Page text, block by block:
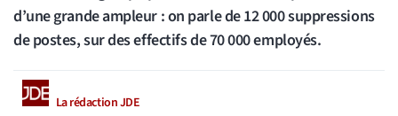
d’une grande ampleur : on parle de 12 000 suppressions
de postes, sur des effectifs de 70 000 employés.
La rédaction JDE